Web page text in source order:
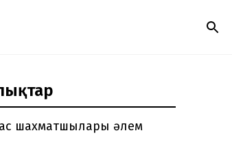
шахматшылары әлем